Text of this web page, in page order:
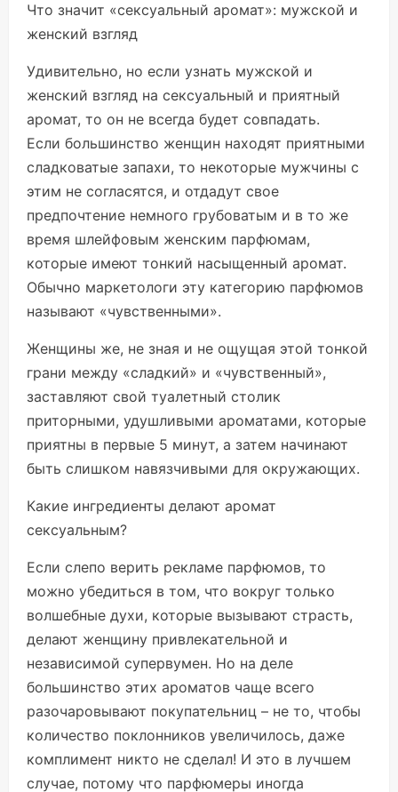
Что значит «сексуальный аромат»: мужской и
женский взгляд
Удивительно, но если узнать мужской и
женский взгляд на сексуальный и приятный
аромат, то он не всегда будет совпадать.
Если большинство женщин находят приятными
сладковатые запахи, то некоторые мужчины с
этим не согласятся, и отдадут свое
предпочтение немного грубоватым и в то же
время шлейфовым женским парфюмам,
которые имеют тонкий насыщенный аромат.
Обычно маркетологи эту категорию парфюмов
называют «чувственными».
Женщины же, не зная и не ощущая этой тонкой
грани между «сладкий» и «чувственный»,
заставляют свой туалетный столик
приторными, удушливыми ароматами, которые
приятны в первые 5 минут, а затем начинают
быть слишком навязчивыми для окружающих.
Какие ингредиенты делают аромат
сексуальным?
Если слепо верить рекламе парфюмов, то
можно убедиться в том, что вокруг только
волшебные духи, которые вызывают страсть,
делают женщину привлекательной и
независимой супервумен. Но на деле
большинство этих ароматов чаще всего
разочаровывают покупательниц – не то, чтобы
количество поклонников увеличилось, даже
комплимент никто не сделал! И это в лучшем
случае, потому что парфюмеры иногда